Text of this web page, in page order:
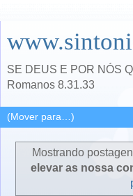
SE DEUS E POR NÓS
Romanos 8.31.33
Mostrando
elevar as nossa